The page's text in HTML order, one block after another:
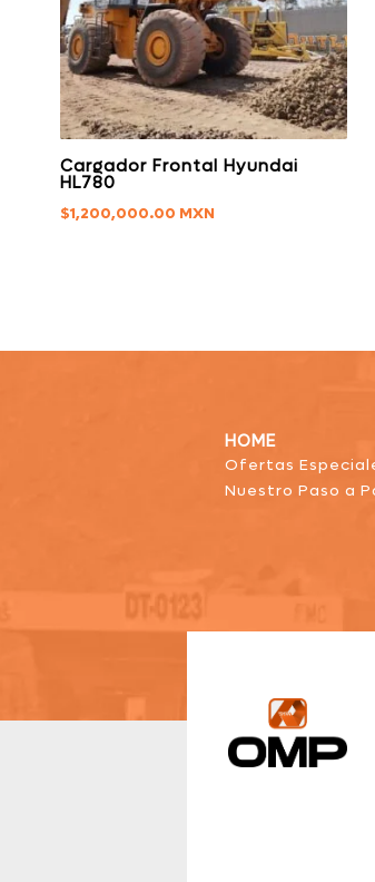
Cargador Frontal Hyundai
HL780
$1,200,000.00
HOME
Ofertas
Nuestro Paso a